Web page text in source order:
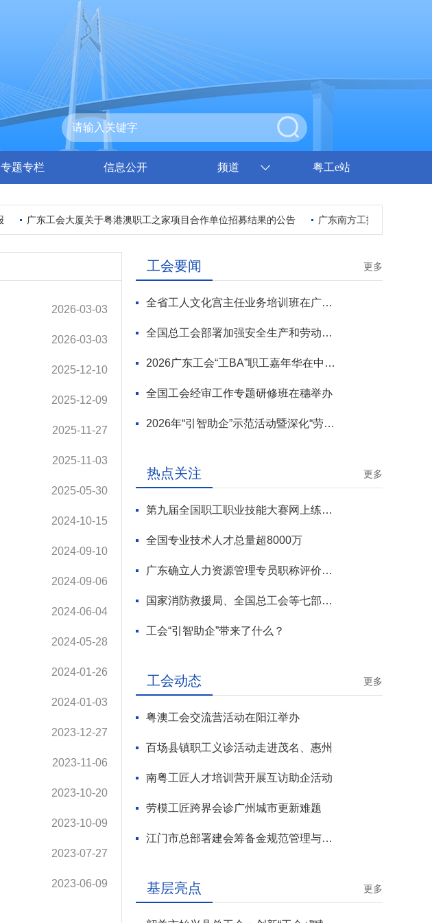
专题专栏 信息公开 频道 粤工e站
广东工会大厦关于粤港澳职工之家项目合作单位招募结果的公告 广东南方工报传媒有限公司
2026-03-03
2026-03-03
2025-12-10
2025-12-09
2025-11-27
2025-11-03
2025-05-30
2024-10-15
2024-09-10
2024-09-06
2024-06-04
2024-05-28
2024-01-26
2024-01-03
2023-12-27
2023-11-06
2023-10-20
2023-10-09
2023-07-27
2023-06-09
工会要闻 更多
全省工人文化宫主任业务培训班在广州开班
全国总工会部署加强安全生产和劳动保护工作
2026广东工会“工BA”职工嘉年华在中山举行
全国工会经审工作专题研修班在穗举办
2026年“引智助企”示范活动暨深化“劳模工匠进万企”专项行动启动
热点关注 更多
第九届全国职工职业技能大赛网上练兵正式启动
全国专业技术人才总量超8000万
广东确立人力资源管理专员职称评价标准
国家消防救援局、全国总工会等七部门联合部署 开展全民消防安全素质提升行动
工会“引智助企”带来了什么？
工会动态 更多
粤澳工会交流营活动在阳江举办
百场县镇职工义诊活动走进茂名、惠州
南粤工匠人才培训营开展互访助企活动
劳模工匠跨界会诊广州城市更新难题
江门市总部署建会筹备金规范管理与基层工会组建攻坚行动
基层亮点 更多